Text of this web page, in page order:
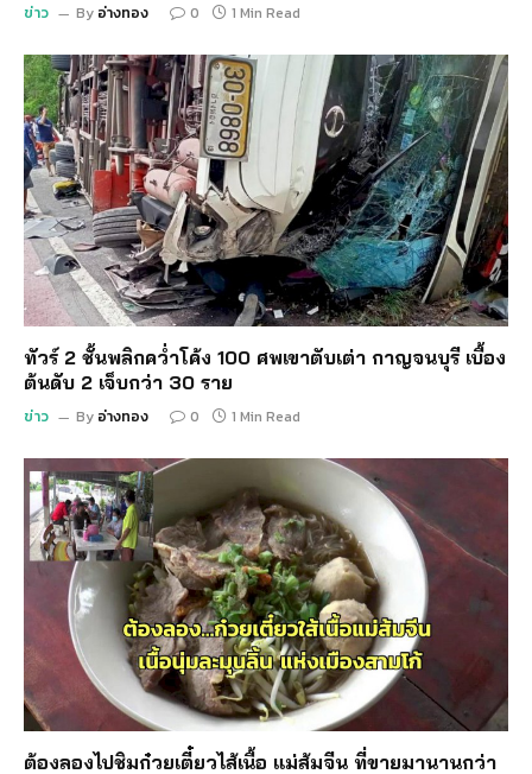
ข่าว By อ่างทอง 0 1 Min Read
ทัวร์ 2 ชั้นพลิกคว่ำโค้ง 100 ศพเขาตับเต่า กาญจนบุรี เบื้อง
ต้นดับ 2 เจ็บกว่า 30 ราย
ข่าว By อ่างทอง 0 1 Min Read
ต้องลองไปชิมก๋วยเตี๋ยวไส้เนื้อ แม่ส้มจีน ที่ขายมานานกว่า